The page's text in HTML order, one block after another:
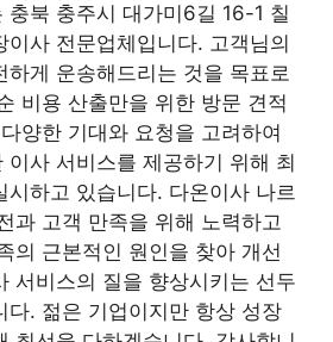
충북 충주시 대가미6길 16-1 칠
이사 전문업체입니다. 고객님의
하게 운송해드리는 것을 목표로
비용 산출만을 위한 방문 견적
양한 기대와 요청을 고려하여
이사 서비스를 제공하기 위해 최
시하고 있습니다. 다온이사 나르
과 고객 만족을 위해 노력하고
의 근본적인 원인을 찾아 개선
서비스의 질을 향상시키는 선두
다. 젊은 기업이지만 항상 성장